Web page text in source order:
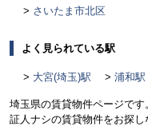
さいたま市北区
よく見られている駅
大宮(埼玉)駅 浦和駅
埼玉県の賃貸物件ページで
証人ナシの賃貸物件をお探し